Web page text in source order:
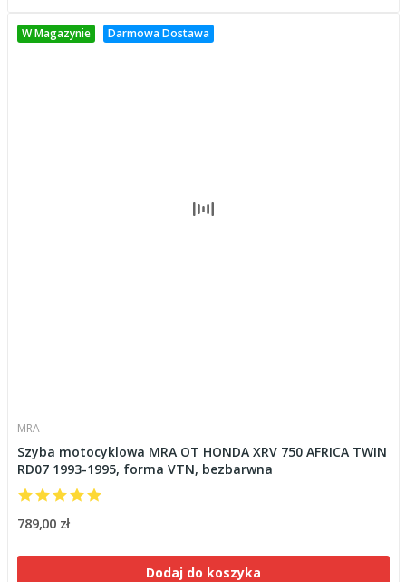
W Magazynie Darmowa Dostawa
MRA
Szyba motocyklowa MRA OT HONDA XRV 750 AFRICA TWIN
RD07 1993-1995, forma VTN, bezbarwna
789,00 zł
Dodaj do koszyka